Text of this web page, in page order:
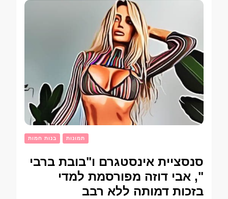
בנות חמות תמונות
סנסציית אינסטגרם ו"בובת ברבי
", אבי דוזה מפורסמת למדי
בזכות דמותה ללא רבב